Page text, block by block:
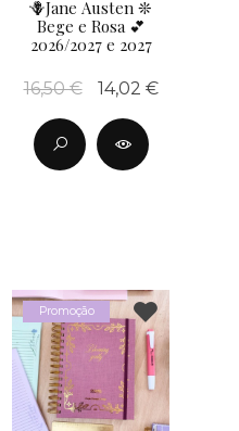
🪻Jane Austen ❊
Bege e Rosa 💕
2026/2027 e 2027
16,50 € 14,02 €
Promoção